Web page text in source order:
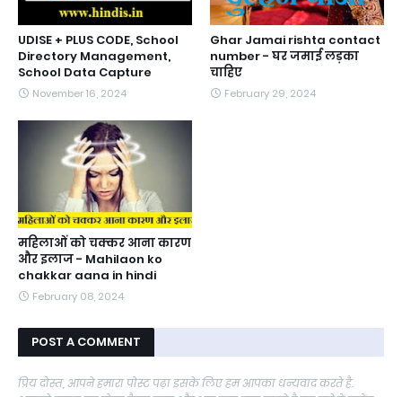
UDISE + PLUS CODE, School
Directory Management,
School Data Capture
November 16, 2024
Ghar Jamai rishta contact
number - घर जमाई लड़का
चाहिए
February 29, 2024
महिलाओं को चक्कर आना कारण
और इलाज - Mahilaon ko
chakkar aana in hindi
February 08, 2024
POST A COMMENT
प्रिय दोस्त, आपने हमारा पोस्ट पढ़ा इसके लिए हम आपका धन्यवाद करते है.